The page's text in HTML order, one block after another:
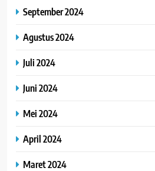
September 2024
Agustus 2024
Juli 2024
Juni 2024
Mei 2024
April 2024
Maret 2024